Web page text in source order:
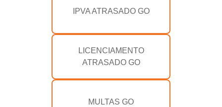
IPVA ATRASADO GO
LICENCIAMENTO
ATRASADO GO
MULTAS GO